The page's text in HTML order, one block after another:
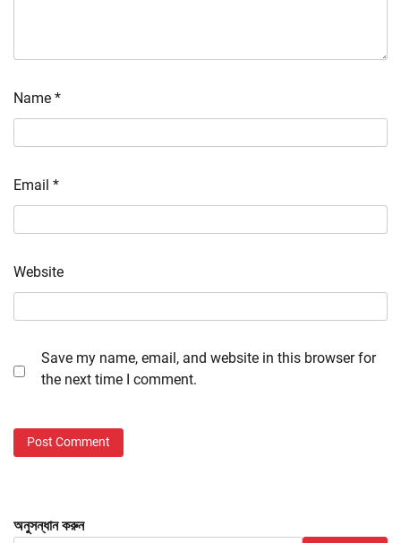
Name *
Email *
Website
Save my name, email, and website in this browser for
the next time I comment.
অনুসন্ধান করুন